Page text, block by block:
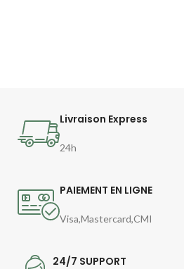
Livraison Express
24h
PAIEMENT EN LIGNE
Visa,Mastercard,CMI
24/7 SUPPORT